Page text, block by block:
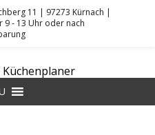
11 | 97273 Kürnach |
9 - 13 Uhr oder nach